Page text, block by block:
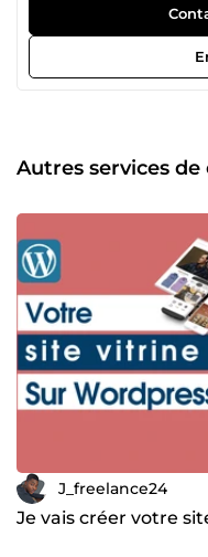
Blog, E-commerce,
l'optimisation et de la
Autres services de
J_freelance24
Je vais créer votre